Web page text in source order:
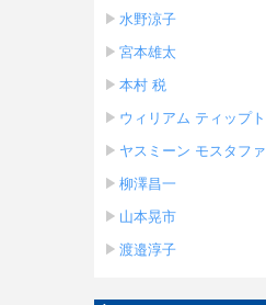
水野涼子
宮本雄太
本村 税
ウィリアム ティップ
ヤスミーン モスタファ
柳澤昌一
山本晃市
渡邉淳子